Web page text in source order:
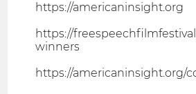
https://americaninsight.org
https://
winners
https://americaninsight.org/